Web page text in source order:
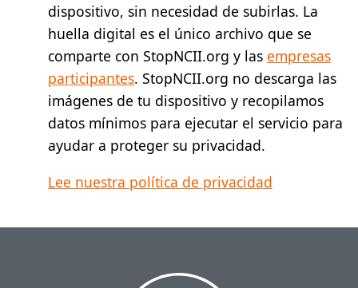
dispositivo, sin necesidad de subirlas. La
huella digital es el único archivo que se
comparte con StopNCII.org y las empresas
participantes. StopNCII.org no descarga las
imágenes de tu dispositivo y recopilamos
datos mínimos para ejecutar el servicio para
ayudar a proteger su privacidad.
Lee nuestra política de privacidad